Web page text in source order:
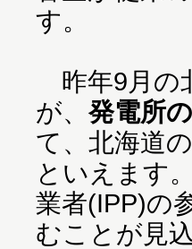
す。
昨年9月の
が、 発電所
て、北海道
といえます
業者(IPP)の
むことが見